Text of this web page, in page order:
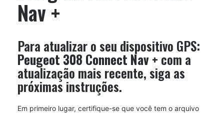
Nav +
Para atualizar o seu dispositivo GPS:
Peugeot 308 Connect Nav + com a
atualização mais recente, siga as
próximas instruções.
Em primeiro lugar, certifique-se que você tem o arquivo